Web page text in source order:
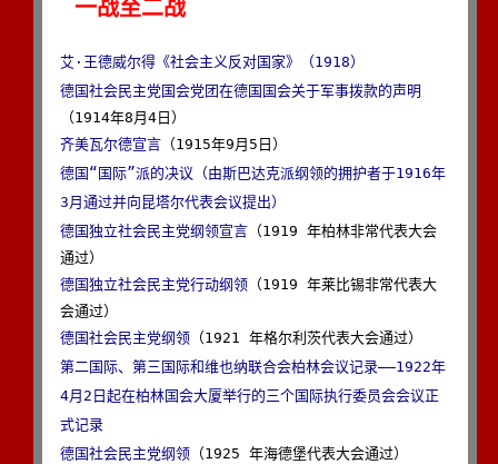
一战至二战
艾·王德威尔得《社会主义反对国家》（1918）
德国社会民主党国会党团在德国国会关于军事拨款的声明
齐美瓦尔德宣言
德国“国际”派的决议（由斯巴达克派纲领的拥护者于1916年
3月通过并向昆塔尔代表会议提出）
德国独立社会民主党纲领宣言（1919 年柏林非常代表大会
德国独立社会民主党行动纲领（1919 年莱比锡非常代表大
德国社会民主党纲领
第二国际、第三国际和维也纳联合会柏林会议记录——1922年
4月2日起在柏林国会大厦举行的三个国际执行委员会会议正
式记录
德国社会民主党纲领